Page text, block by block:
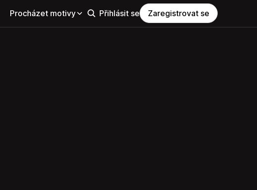
Procházet motivy Přihlásit se Zaregistrovat se